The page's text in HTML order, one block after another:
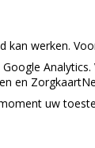
werken.
en
uw